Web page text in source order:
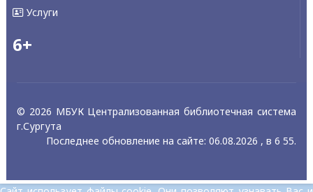
Услуги
6+
© 2026 МБУК Централизованная библиотечная система
г.Сургута
Последнее обновление на сайте: 06.08.2026 , в 6 55.